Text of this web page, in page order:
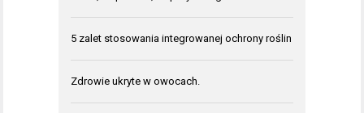
5 zalet stosowania integrowanej ochrony roślin
Zdrowie ukryte w owocach.